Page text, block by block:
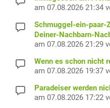
am 07.08.2026 21:34
Schmuggel-ein-paar-
Deiner-Nachbarn-
am 07.08.2026 21:29
Wenn es schon nicht
am 07.08.2026 19:37
Paradeiser werden
am 07.08.2026 17:22